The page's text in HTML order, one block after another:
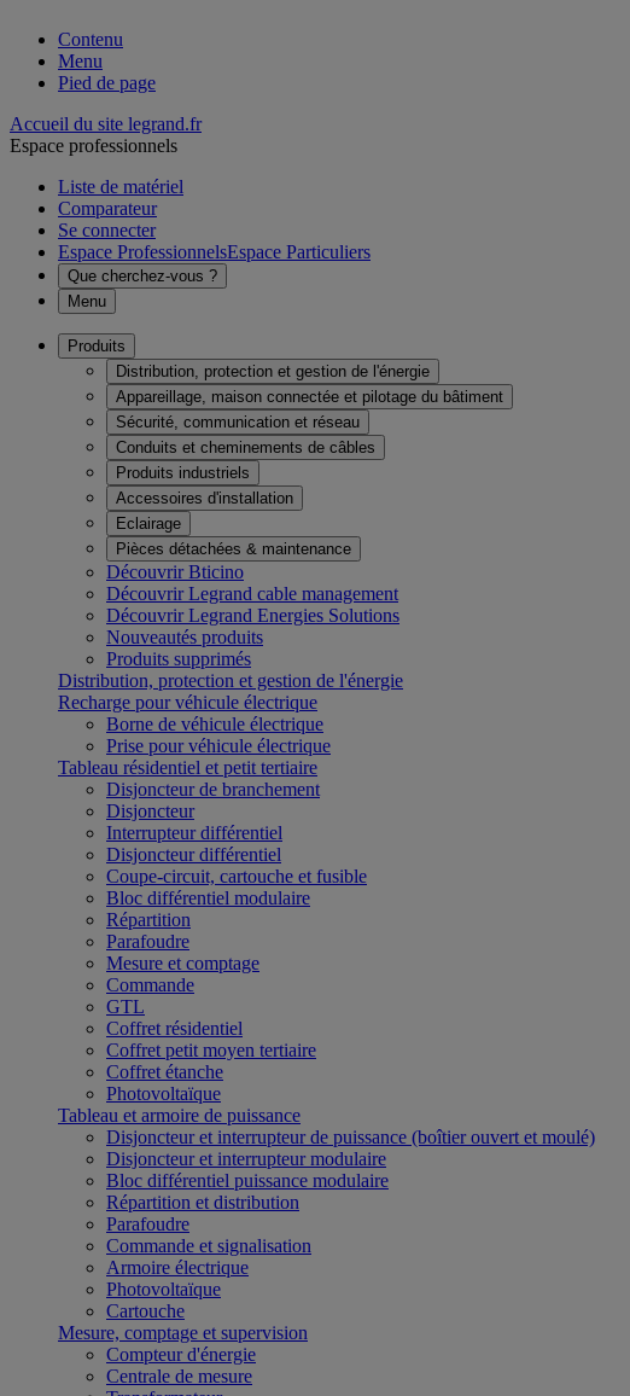
Contenu
Menu
Pied de page
Accueil du site legrand.fr
Espace professionnels
Liste de matériel
Comparateur
Se connecter
Espace ProfessionnelsEspace Particuliers
Que cherchez-vous ?
Menu
Produits
Distribution, protection et gestion de l'énergie
Appareillage, maison connectée et pilotage du bâtiment
Sécurité, communication et réseau
Conduits et cheminements de câbles
Produits industriels
Accessoires d'installation
Eclairage
Pièces détachées & maintenance
Découvrir Bticino
Découvrir Legrand cable management
Découvrir Legrand Energies Solutions
Nouveautés produits
Produits supprimés
Distribution, protection et gestion de l'énergie
Recharge pour véhicule électrique
Borne de véhicule électrique
Prise pour véhicule électrique
Tableau résidentiel et petit tertiaire
Disjoncteur de branchement
Disjoncteur
Interrupteur différentiel
Disjoncteur différentiel
Coupe-circuit, cartouche et fusible
Bloc différentiel modulaire
Répartition
Parafoudre
Mesure et comptage
Commande
GTL
Coffret résidentiel
Coffret petit moyen tertiaire
Coffret étanche
Photovoltaïque
Tableau et armoire de puissance
Disjoncteur et interrupteur de puissance (boîtier ouvert et moulé)
Disjoncteur et interrupteur modulaire
Bloc différentiel puissance modulaire
Répartition et distribution
Parafoudre
Commande et signalisation
Armoire électrique
Photovoltaïque
Cartouche
Mesure, comptage et supervision
Compteur d'énergie
Centrale de mesure